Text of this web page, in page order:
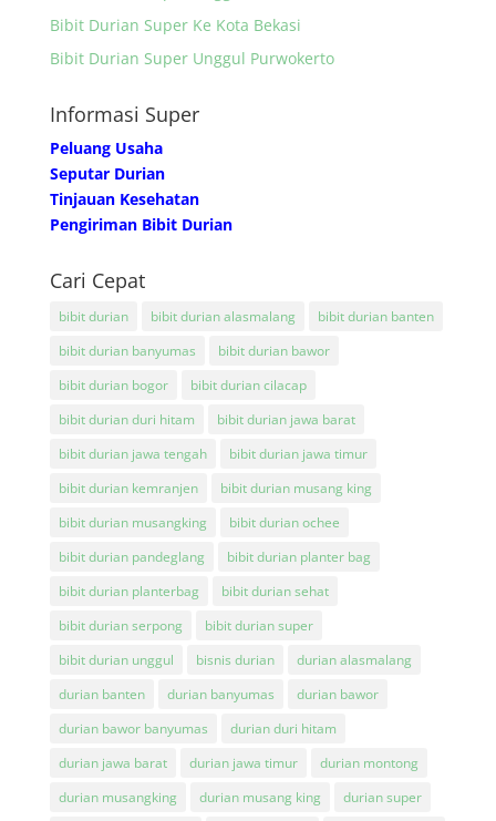
Bibit Durian Super Ke Kota Bekasi
Bibit Durian Super Unggul Purwokerto
Informasi Super
Peluang Usaha
Seputar Durian
Tinjauan Kesehatan
Pengiriman Bibit Durian
Cari Cepat
bibit durian bibit durian alasmalang
bibit durian banten
bibit durian banyumas
bibit durian bawor
bibit durian bogor
bibit durian cilacap
bibit durian duri hitam
bibit durian jawa barat
bibit durian jawa tengah
bibit durian jawa timur
bibit durian kemranjen
bibit durian musang king
bibit durian musangking
bibit durian ochee
bibit durian pandeglang
bibit durian planter bag
bibit durian planterbag
bibit durian sehat
bibit durian serpong
bibit durian super
bibit durian unggul
bisnis durian
durian alasmalang
durian banten
durian banyumas
durian bawor
durian bawor banyumas
durian duri hitam
durian jawa barat
durian jawa timur
durian montong
durian musangking
durian musang king
durian super